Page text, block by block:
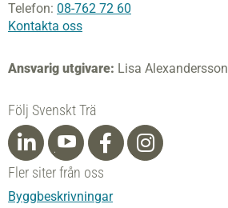
Telefon: 08-762 72 60
Kontakta oss
Ansvarig utgivare: Lisa Alexandersson
Följ Svenskt Trä
Fler siter från oss
Byggbeskrivningar